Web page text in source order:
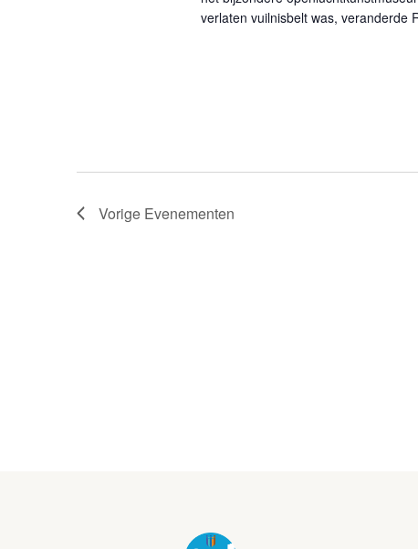
verlaten vuilnisbelt was, veranderde
Vorige Evenementen